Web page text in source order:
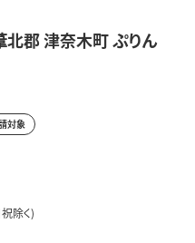
北郡 津奈木町 ぷりん
対象
除く)